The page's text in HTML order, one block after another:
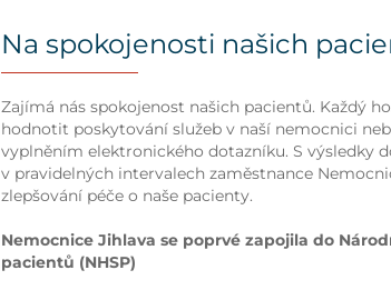
Na spokojenosti našich
Zajímá nás spokojenost našich pacientů. Každý
hodnotit poskytování služeb v naší nemocnici
vyplněním elektronického dotazníku. S výsledky
v pravidelných intervalech zaměstnance
zlepšování péče o naše pacienty.
Nemocnice Jihlava se poprvé zapojila do
pacientů (NHSP)